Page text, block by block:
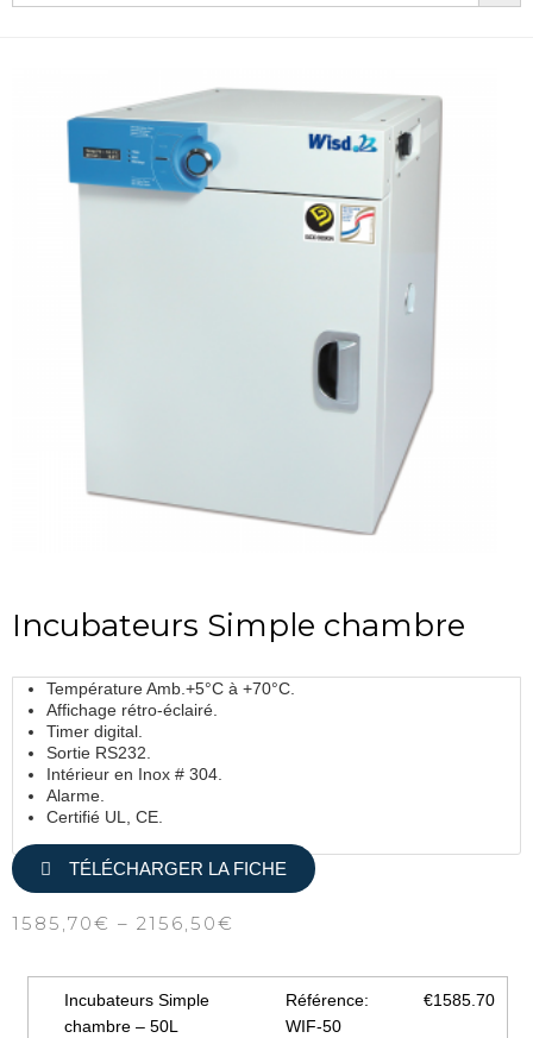
Incubateurs Simple chambre
Température Amb.+5°C à +70°C.
Affichage rétro-éclairé.
Timer digital.
Sortie RS232.
Intérieur en Inox # 304.
Alarme.
Certifié UL, CE.
TÉLÉCHARGER LA FICHE
1585,70€ – 2156,50€
Incubateurs Simple
chambre – 50L
Référence:
WIF-50
€1585.70